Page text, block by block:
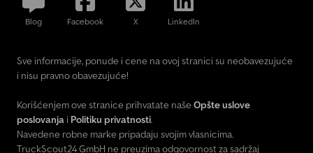
Blog Facebook X LinkedIn
Sve informacije, ponude i cene na ovoj stranici su neobavezujuće
i nisu pravno obavezujuće!
Korišćenjem ove stranice prihvatate naše Opšte uslove
poslovanja i Politiku privatnosti.
Navedene robne marke pripadaju svojim vlasnicima.
TruckScout24 GmbH ne preuzima odgovornost za sadržaj